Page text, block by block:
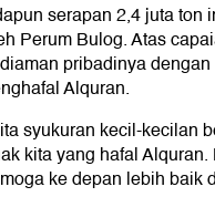
serapan 2,4 juta ton
Perum Bulog. Atas
pribadinya
Alquran.
syukuran kecil-kecilan
kita yang hafal
ke depan lebih baik